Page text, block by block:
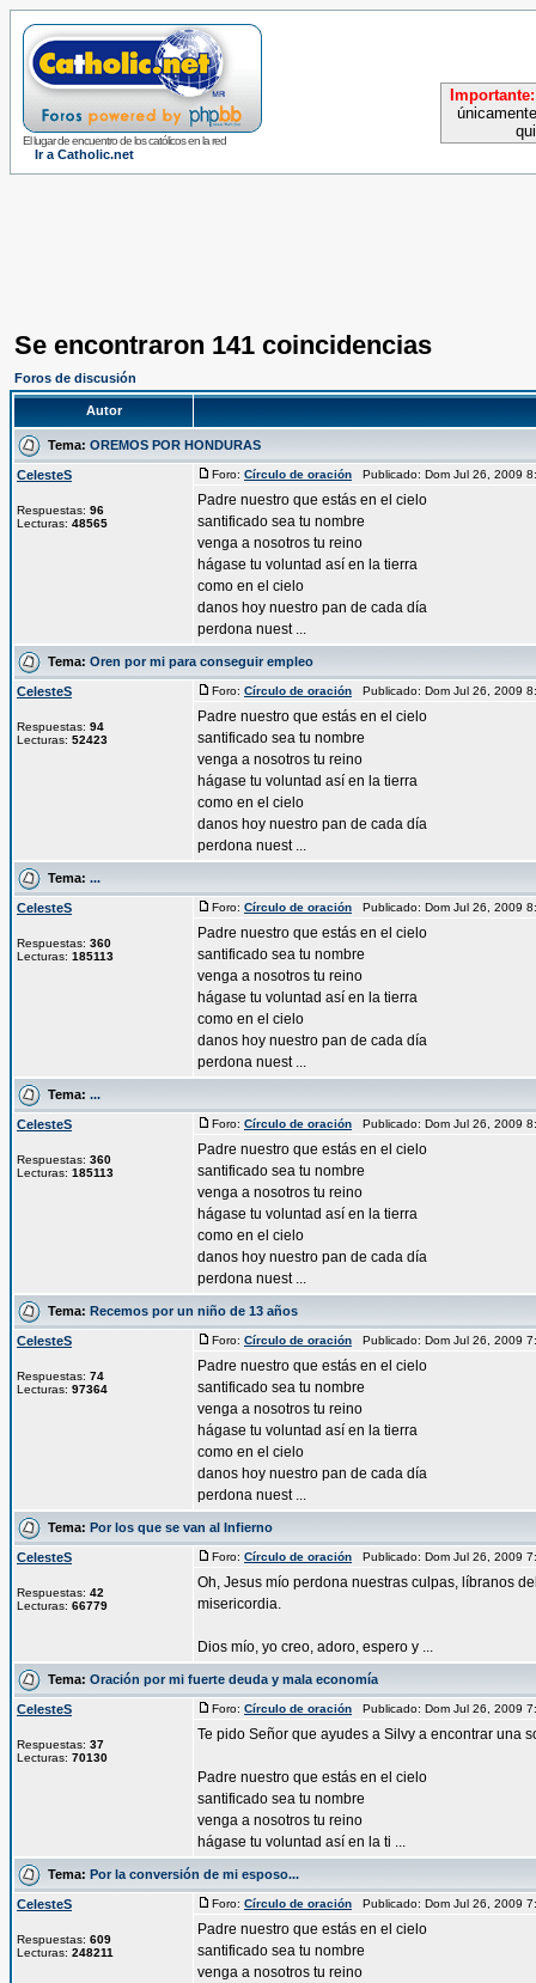
El lugar de encuentro de los católicos en la red
Ir a Catholic.net
Importante:
Se encontraron 141 coincidencias
Foros de discusión
Autor
Tema: OREMOS POR HONDURAS
CelesteS
Respuestas: 96
Lecturas: 48565
Foro: Círculo de oración Publicado: Dom Jul 26, 2009
Padre nuestro que estás en el cielo
santificado sea tu nombre
venga a nosotros tu reino
hágase tu voluntad así en la tierra
como en el cielo
danos hoy nuestro pan de cada día
perdona nuest ...
Tema: Oren por mi para conseguir empleo
CelesteS
Respuestas: 94
Lecturas: 52423
Foro: Círculo de oración Publicado: Dom Jul 26, 2009
Padre nuestro que estás en el cielo
santificado sea tu nombre
venga a nosotros tu reino
hágase tu voluntad así en la tierra
como en el cielo
danos hoy nuestro pan de cada día
perdona nuest ...
Tema: ...
CelesteS
Respuestas: 360
Lecturas: 185113
Foro: Círculo de oración Publicado: Dom Jul 26, 2009
Padre nuestro que estás en el cielo
santificado sea tu nombre
venga a nosotros tu reino
hágase tu voluntad así en la tierra
como en el cielo
danos hoy nuestro pan de cada día
perdona nuest ...
Tema: ...
CelesteS
Respuestas: 360
Lecturas: 185113
Foro: Círculo de oración Publicado: Dom Jul 26, 2009
Padre nuestro que estás en el cielo
santificado sea tu nombre
venga a nosotros tu reino
hágase tu voluntad así en la tierra
como en el cielo
danos hoy nuestro pan de cada día
perdona nuest ...
Tema: Recemos por un niño de 13 años
CelesteS
Respuestas: 74
Lecturas: 97364
Foro: Círculo de oración Publicado: Dom Jul 26, 2009
Padre nuestro que estás en el cielo
santificado sea tu nombre
venga a nosotros tu reino
hágase tu voluntad así en la tierra
como en el cielo
danos hoy nuestro pan de cada día
perdona nuest ...
Tema: Por los que se van al Infierno
CelesteS
Respuestas: 42
Lecturas: 66779
Foro: Círculo de oración Publicado: Dom Jul 26, 2009
Oh, Jesus mío perdona nuestras culpas, líbranos
misericordia.
Dios mío, yo creo, adoro, espero y ...
Tema: Oración por mi fuerte deuda y mala economía
CelesteS
Respuestas: 37
Lecturas: 70130
Foro: Círculo de oración Publicado: Dom Jul 26, 2009
Te pido Señor que ayudes a Silvy a encontrar una
Padre nuestro que estás en el cielo
santificado sea tu nombre
venga a nosotros tu reino
hágase tu voluntad así en la ti ...
Tema: Por la conversión de mi esposo...
CelesteS
Respuestas: 609
Lecturas: 248211
Foro: Círculo de oración Publicado: Dom Jul 26, 2009
Padre nuestro que estás en el cielo
santificado sea tu nombre
venga a nosotros tu reino